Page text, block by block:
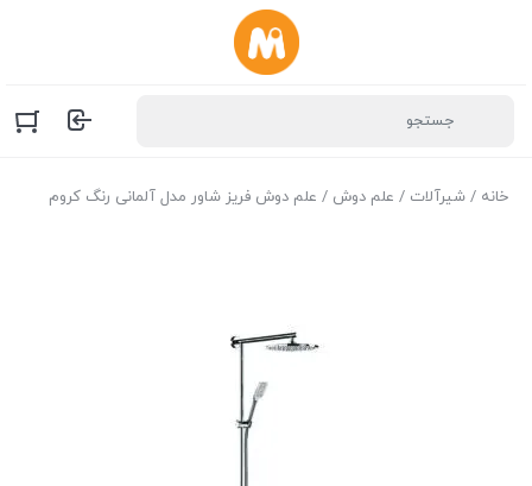
خانه / شیرآلات / علم دوش / علم دوش فریز شاور مدل آلمانی رنگ کروم